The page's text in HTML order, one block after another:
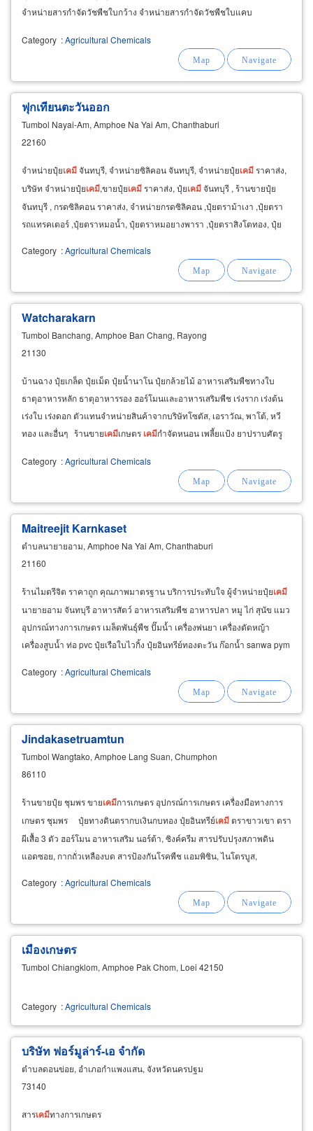
จำหน่ายสารกำจัดวัชพืชใบกว้าง จำหน่ายสารกำจัดวัชพืชใบแคบ
Category :Agricultural Chemicals
ฟุกเทียนตะวันออก
Tumbol Nayai-Am, Amphoe Na Yai Am, Chanthaburi
22160
จำหน่ายปุ๋ยเคมีจันทบุรี, จำหน่ายซิลิคอน จันทบุรี, จำหน่ายปุ๋ยเคมี ราคาส่ง,
บริษัท จำหน่ายปุ๋ยเคมี,ขายปุ๋ยเคมี ราคาส่ง, ปุ๋ยเคมีจันทบุรี , ร้านขายปุ๋ย
จันทบุรี , กรดซิลิคอน ราคาส่ง, จำหน่ายกรดซิลิคอน ,ปุ๋ยตราม้าเงา ,ปุ๋ยตรา
รถแทรคเตอร์ ,ปุ๋ยตราหมอน้ำ, ปุ๋ยตราหมอยางพารา ,ปุ๋ยตราสิงโตทอง, ปุ๋ย
Category :Agricultural Chemicals
Watcharakarn
Tumbol Banchang, Amphoe Ban Chang, Rayong
21130
บ้านฉาง ปุ๋ยเกล็ด ปุ๋ยเม็ด ปุ๋ยน้ำนาโน ปุ๋ยกล้วยไม้ อาหารเสริมพืชทางใบ
ธาตุอาหารหลัก ธาตุอาหารรอง ฮอร์โมนและอาหารเสริมพืช เร่งราก เร่งต้น
เร่งใบ เร่งดอก ตัวแทนจำหน่ายสินค้าจากบริษัทโซตัส, เอราวัณ, พาโต้, หวี
ทอง และอื่นๆ ร้านขายเคมีเกษตร เคมีกำจัดหนอน เพลี้ยแป้ง ยาปราบศัตรู
Category :Agricultural Chemicals
Maitreejit Karnkaset
ตำบลนายายอาม, Amphoe Na Yai Am, Chanthaburi
21160
ร้านไมตรีจิต ราคาถูก คุณภาพมาตรฐาน บริการประทับใจ ผู้จำหน่ายปุ๋ยเคมี
นายายอาม จันทบุรี อาหารสัตว์ อาหารเสริมพืช อาหารปลา หมู ไก่ สุนัข แมว
อุปกรณ์ทางการเกษตร เมล็ดพันธุ์พืช ปั๊มน้ำ เครื่องพ่นยา เครื่องตัดหญ้า
เครื่องสูบน้ำ ท่อ pvc ปุ๋ยเรือใบไวกิ้ง ปุ๋ยอินทรีย์ทองตะวัน ก๊อกน้ำ sanwa pym
Category :Agricultural Chemicals
Jindakasetruamtun
Tumbol Wangtako, Amphoe Lang Suan, Chumphon
86110
ร้านขายปุ๋ย ชุมพร ขายเคมีการเกษตร อุปกรณ์การเกษตร เครื่องมือทางการ
เกษตร ชุมพร ปุ๋ยทางดินตรากบเงินกบทอง ปุ๋ยอินทรีย์เคมี ตราขาวเขา ตรา
ผีเสื้อ 3 ตัว ฮอร์โมน อาหารเสริม นอร์ต้า, ซิงค์ครีม สารปรับปรุงสภาพดิน
แอดซอย, กากถั่วเหลืองบด สารป้องกันโรคพืช แอมพิซิน, ไนโตรบูส,
Category :Agricultural Chemicals
เมืองเกษตร
Tumbol Chiangklom, Amphoe Pak Chom, Loei 42150
Category :Agricultural Chemicals
บริษัท ฟอร์มูล่าร์-เอ จำกัด
ตำบลดอนข่อย, อำเภอกำแพงแสน, จังหวัดนครปฐม
73140
สารเคมีทางการเกษตร